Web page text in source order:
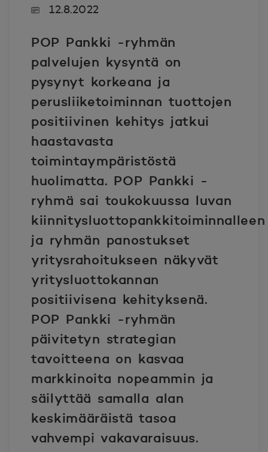
12.8.2022
POP Pankki -ryhmän
palvelujen kysyntä on
pysynyt korkeana ja
perusliiketoiminnan tuottojen
positiivinen kehitys jatkui
haastavasta
toimintaympäristöstä
huolimatta. POP Pankki -
ryhmä sai toukokuussa luvan
kiinnitysluottopankkitoiminnalleen
ja ryhmän panostukset
yritysrahoitukseen näkyvät
yritysluottokannan
positiivisena kehityksenä.
POP Pankki -ryhmän
päivitetyn strategian
tavoitteena on kasvaa
markkinoita nopeammin ja
säilyttää samalla alan
keskimääräistä tasoa
vahvempi vakavaraisuus.